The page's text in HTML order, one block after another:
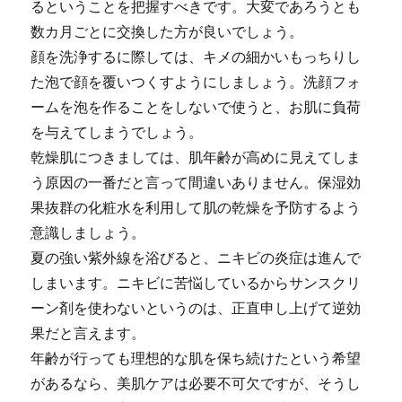
るということを把握すべきです。大変であろうとも
数カ月ごとに交換した方が良いでしょう。
顔を洗浄するに際しては、キメの細かいもっちりし
た泡で顔を覆いつくすようにしましょう。洗顔フォ
ームを泡を作ることをしないで使うと、お肌に負荷
を与えてしまうでしょう。
乾燥肌につきましては、肌年齢が高めに見えてしま
う原因の一番だと言って間違いありません。保湿効
果抜群の化粧水を利用して肌の乾燥を予防するよう
意識しましょう。
夏の強い紫外線を浴びると、ニキビの炎症は進んで
しまいます。ニキビに苦悩しているからサンスクリ
ーン剤を使わないというのは、正直申し上げて逆効
果だと言えます。
年齢が行っても理想的な肌を保ち続けたという希望
があるなら、美肌ケアは必要不可欠ですが、そうし